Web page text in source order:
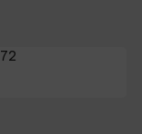
72